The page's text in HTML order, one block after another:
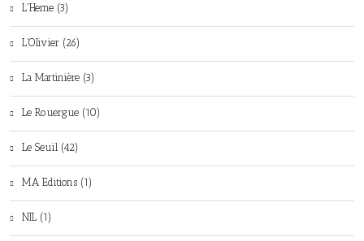
L'Herne (3)
L'Olivier (26)
La Martinière (3)
Le Rouergue (10)
Le Seuil (42)
MA Editions (1)
NIL (1)